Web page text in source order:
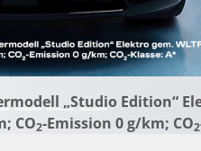
„Studio Edition“
CO2-Emission 0 g/km; CO2